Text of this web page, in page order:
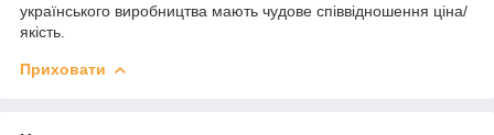
українського виробництва мають чудове співвідношення ціна/
якість.
Приховати